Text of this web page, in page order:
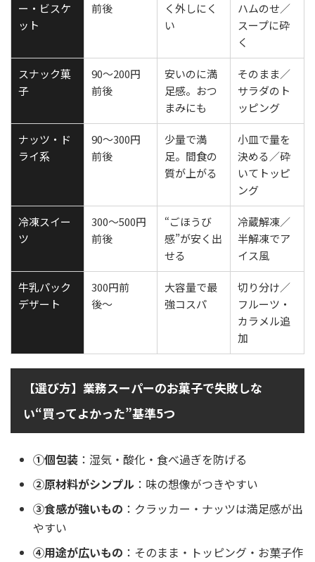
ー・ビスケ
ット
前後
く外しにく
い
ハムのせ／
スープに砕
く
スナック菓
子
90〜200円
前後
安いのに満
足感。おつ
まみにも
そのまま／
サラダのト
ッピング
ナッツ・ド
ライ系
90〜300円
前後
少量で満
足。間食の
質が上がる
小皿で量を
決める／砕
いてトッピ
ング
冷凍スイー
ツ
300〜500円
前後
“ごほうび
感”が安く出
せる
冷蔵解凍／
半解凍でア
イス風
牛乳パック
デザート
300円前
後〜
大容量で最
強コスパ
切り分け／
フルーツ・
カラメル追
加
【選び方】業務スーパーのお菓子で失敗しな
い“買ってよかった”基準5つ
①個包装 ：湿気・酸化・食べ過ぎを防げる
②原材料がシンプル ：味の想像がつきやすい
③食感が強いもの ：クラッカー・ナッツは満足感が出
やすい
④用途が広いもの ：そのまま・トッピング・お菓子作